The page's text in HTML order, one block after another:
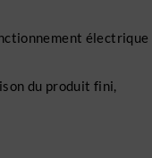
électrique
du produit fini,